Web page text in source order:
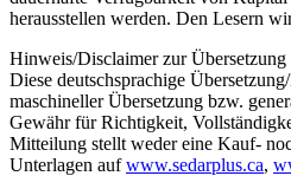
herausstellen werden. Den Lesern
Hinweis/Disclaimer zur
Diese deutschsprachige
maschineller Übersetzung bzw.
Gewähr für Richtigkeit,
Mitteilung stellt weder eine Kauf-
Unterlagen aufwww.sedarplus.ca,